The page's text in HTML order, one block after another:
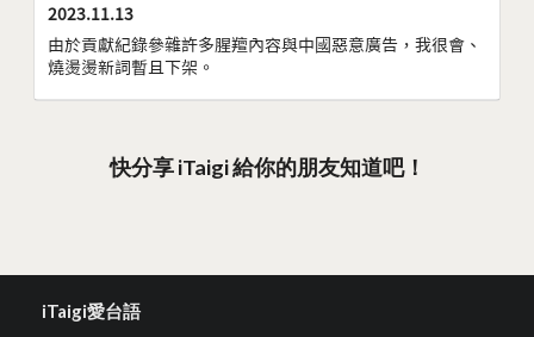
2023.11.13
由於貢獻紀錄參雜許多腥羶內容與中國惡意廣告，我很會、
燒燙燙新詞暫且下架。
快分享 iTaigi 給你的朋友知道吧！
iTaigi愛台語